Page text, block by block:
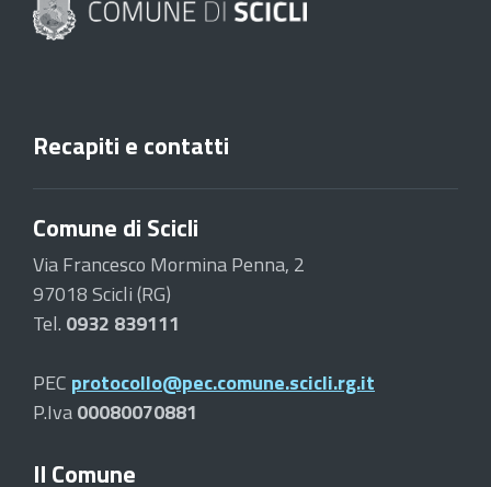
Recapiti e contatti
Comune di Scicli
Via Francesco Mormina Penna, 2
97018 Scicli (RG)
Tel. 0932 839111
PEC protocollo@pec.comune.scicli.rg.it
P.Iva00080070881
Il Comune